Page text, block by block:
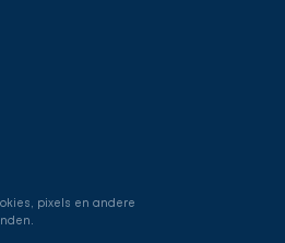
pixels en andere